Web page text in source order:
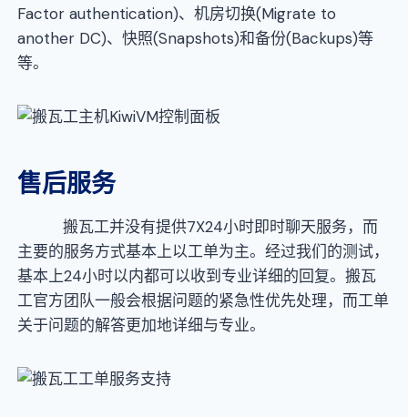
Factor authentication)、机房切换(Migrate to
another DC)、快照(Snapshots)和备份(Backups)等
等。
售后服务
搬瓦工并没有提供7X24小时即时聊天服务，而
主要的服务方式基本上以工单为主。经过我们的测试，
基本上24小时以内都可以收到专业详细的回复。搬瓦
工官方团队一般会根据问题的紧急性优先处理，而工单
关于问题的解答更加地详细与专业。